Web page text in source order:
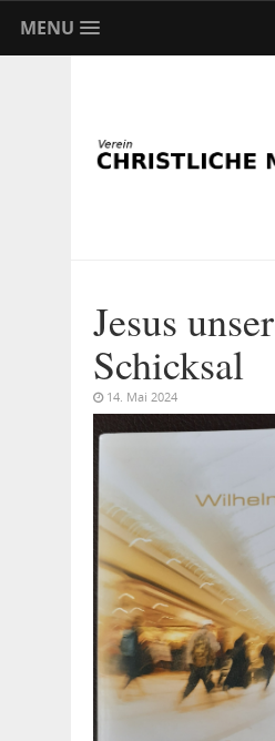
MENU
Jesus unser
Schicksal
14. Mai 2024